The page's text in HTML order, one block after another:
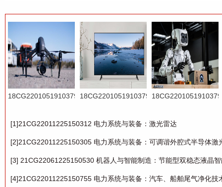
18CG22010519103792
于机器视觉的零部件
外观缺陷检测设备
18CG22010519103791
品种复杂批量换挡器
柔性化装配生产线
型复杂结构件精密对
接技术转化
[1]21CG22011225150312 电力系统与装备：激光雷达
[2]21CG22011225150305 电力系统与装备：可调谐外腔式半导体激
[3] 21CG22061225150530 机器人与智能制造：节能型双稳态液晶
[4]21CG22011225150755 电力系统与装备：汽车、船舶尾气净化技